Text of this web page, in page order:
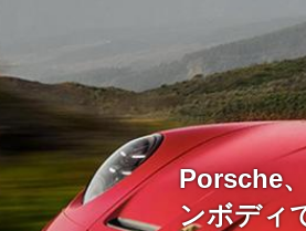
Porsche
ンボディ